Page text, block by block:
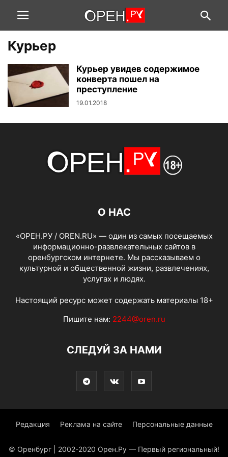
Курьер
Курьер увидев содержимое
конверта пошел на
преступление
19.01.2018
О НАС
«ОРЕН.РУ / OREN.RU» — один из самых посещаемых
информационно-развлекательных сайтов в
оренбургском интернете. Мы рассказываем о
культурной и общественной жизни, развлечениях,
услугах и людях.
Настоящий ресурс может содержать материалы 18+
Пишите нам: 2244@oren.ru
СЛЕДУЙ ЗА НАМИ
Редакция Реклама на сайте Персональные данные
© Оренбург | 2002-2020 Орен.Ру — Первый региональный!